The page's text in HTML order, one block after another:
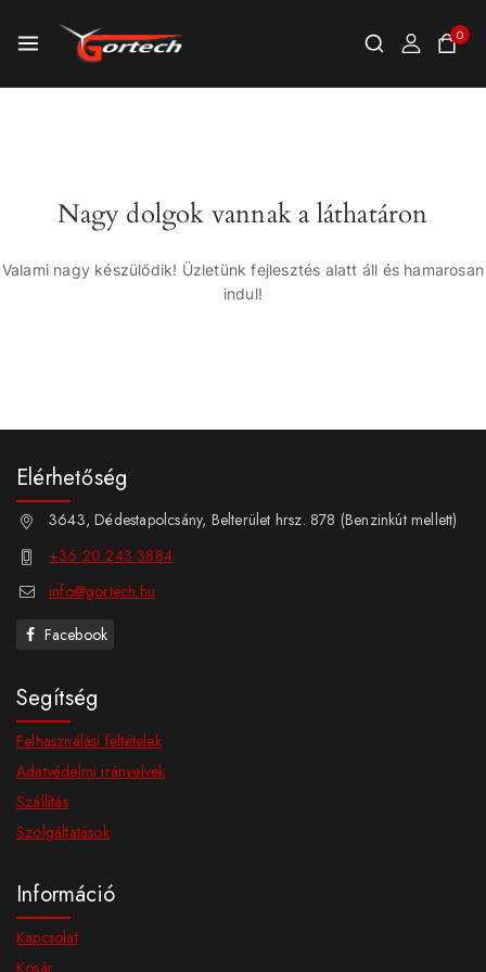
0
Nagy dolgok vannak a láthatáron
Valami nagy készülődik! Üzletünk fejlesztés alatt áll és hamarosan
indul!
Elérhetőség
3643, Dédestapolcsány, Belterület hrsz. 878 (Benzinkút mellett)
+36 20 243 3884
info@gortech.hu
Facebook
Segítség
Felhasználási feltételek
Adatvédelmi irányelvek
Szállítás
Szolgáltatások
Információ
Kapcsolat